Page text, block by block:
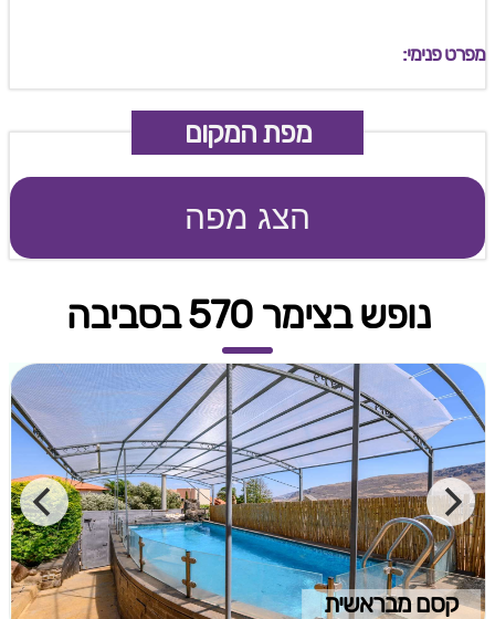
מפרט פנימי:
מפת המקום
הצג מפה
נופש בצימר 570 בסביבה
קסם מבראשית